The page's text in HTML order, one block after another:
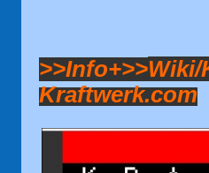
>>Info+>>Wiki/
Kraftwerk.com